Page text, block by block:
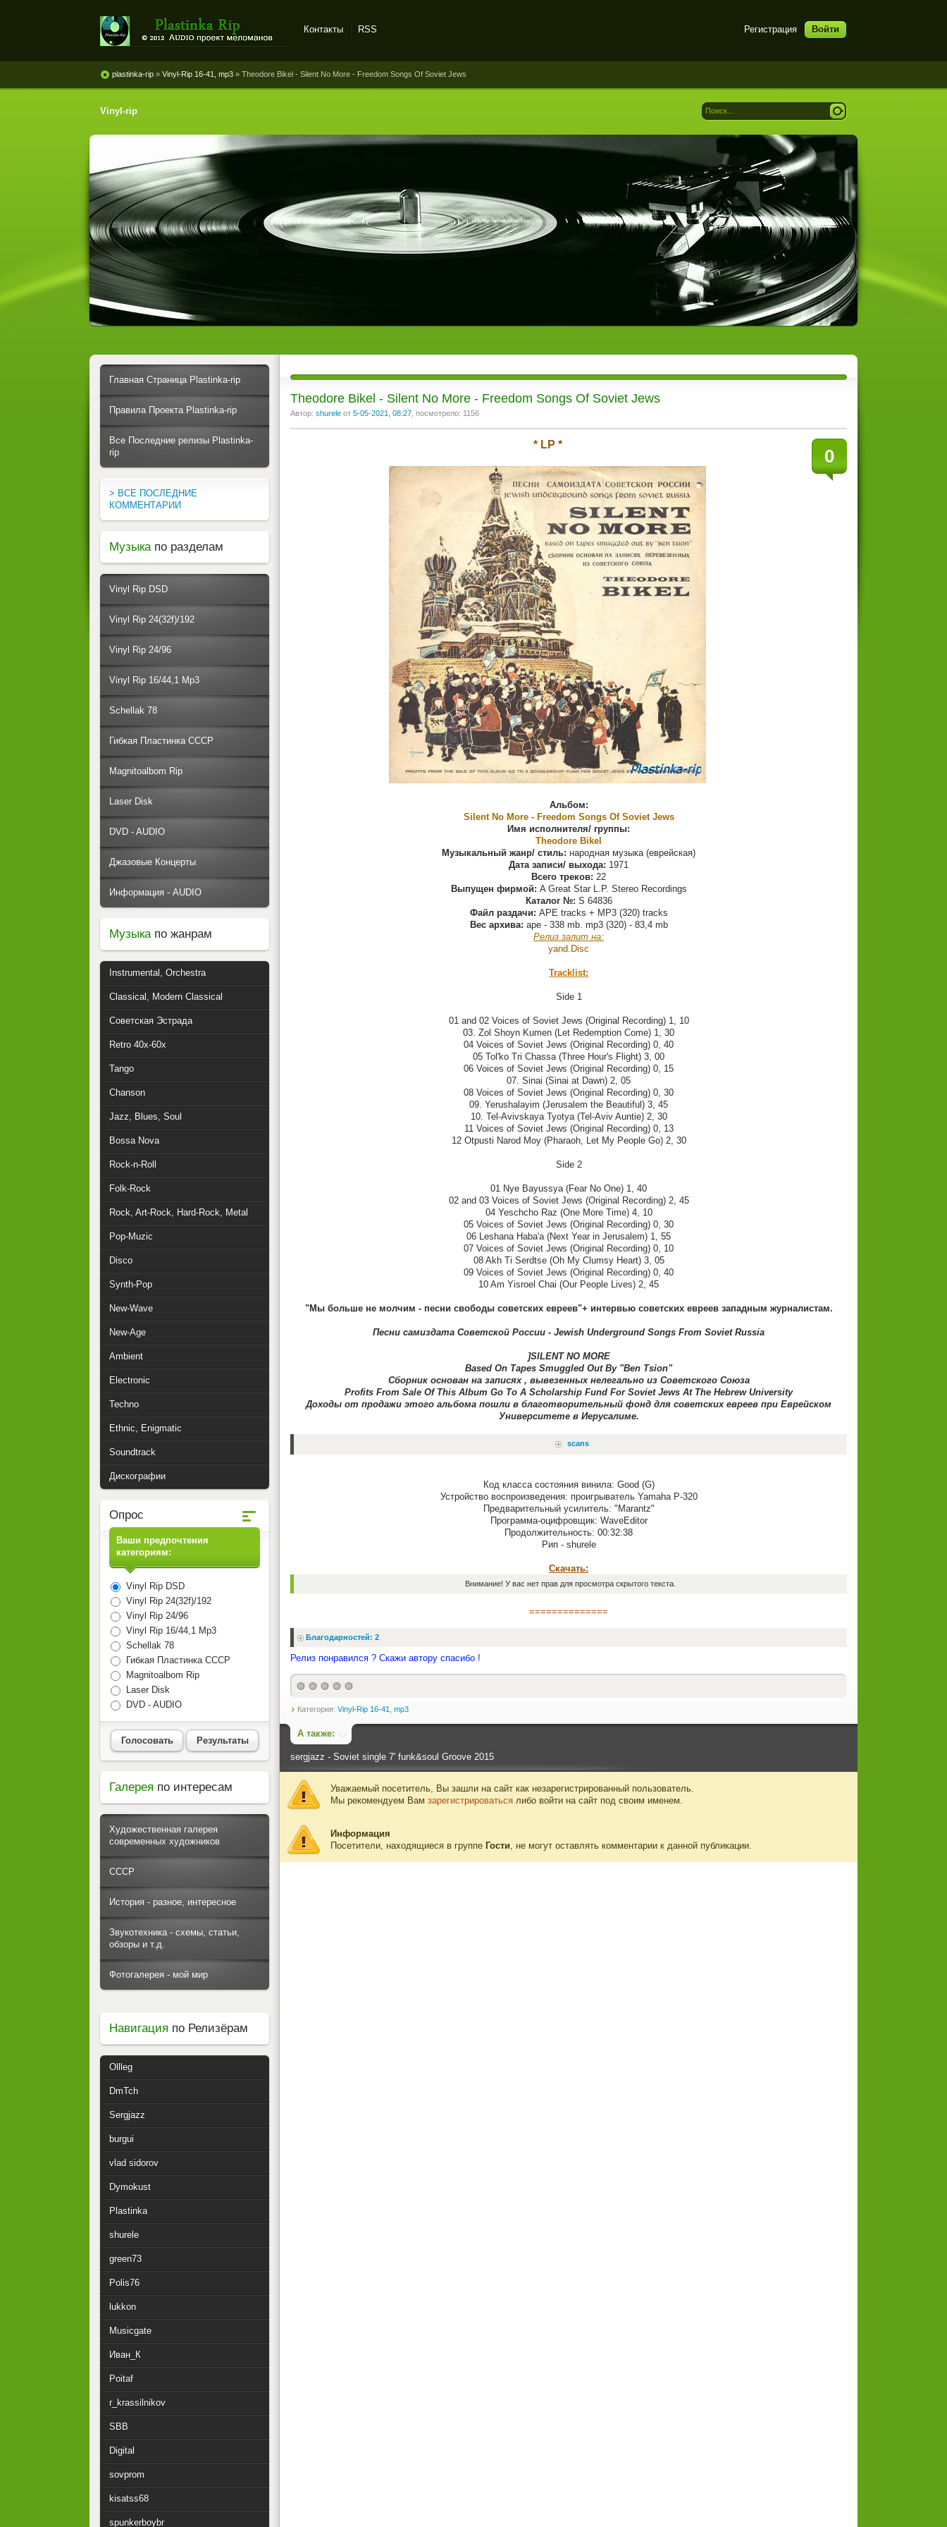
винила и магнитоальбомов
Регистрация Войти
Контакты RSS
plastinka-rip » Vinyl-Rip 16-41, mp3 » Theodore Bikel - Silent No More - Freedom Songs Of Soviet Jews
Vinyl-rip
Theodore Bikel - Silent No More - Freedom Songs Of Soviet Jews
Автор: shurele от 5-05-2021, 08:27 , посмотрело: 1156
0
* LP *
Альбом:
Silent No More - Freedom Songs Of Soviet Jews
Имя исполнителя/ группы:
Theodore Bikel
Музыкальный жанр/ стиль: народная музыка (еврейская)
Дата записи/ выхода: 1971
Всего треков: 22
Выпущен фирмой: A Great Star L.P. Stereo Recordings
Каталог №: S 64836
Файл раздачи: APE tracks + MP3 (320) tracks
Вес архива: ape - 338 mb. mp3 (320) - 83,4 mb
Релиз залит на:
yand.Disс
Tracklist:
Side 1
01 and 02 Voices of Soviet Jews (Original Recording) 1, 10
03. Zol Shoyn Kumen (Let Redemption Come) 1, 30
04 Voices of Soviet Jews (Original Recording) 0, 40
05 Tol'ko Tri Chassa (Three Hour's Flight) 3, 00
06 Voices of Soviet Jews (Original Recording) 0, 15
07. Sinai (Sinai at Dawn) 2, 05
08 Voices of Soviet Jews (Original Recording) 0, 30
09. Yerushalayim (Jerusalem the Beautiful) 3, 45
10. Tel-Avivskaya Tyotya (Tel-Aviv Auntie) 2, 30
11 Voices of Soviet Jews (Original Recording) 0, 13
12 Otpusti Narod Moy (Pharaoh, Let My People Go) 2, 30
Side 2
01 Nye Bayussya (Fear No One) 1, 40
02 and 03 Voices of Soviet Jews (Original Recording) 2, 45
04 Yeschcho Raz (One More Time) 4, 10
05 Voices of Soviet Jews (Original Recording) 0, 30
06 Leshana Haba'a (Next Year in Jerusalem) 1, 55
07 Voices of Soviet Jews (Original Recording) 0, 10
08 Akh Ti Serdtse (Oh My Clumsy Heart) 3, 05
09 Voices of Soviet Jews (Original Recording) 0, 40
10 Am Yisroel Chai (Our People Lives) 2, 45
"Мы больше не молчим - песни свободы советских евреев"+ интервью советских евреев западным журналистам.
Песни самиздата Советской России - Jewish Underground Songs From Soviet Russia
]SILENT NO MORE
Based On Tapes Smuggled Out By "Ben Tsion"
Сборник основан на записях , вывезенных нелегально из Советского Союза
Profits From Sale Of This Album Go To A Scholarship Fund For Soviet Jews At The Hebrew University
Доходы от продажи этого альбома пошли в благотворительный фонд для советских евреев при Еврейском
Университете в Иерусалиме.
scans
Код класса состояния винила: Good (G)
Устройство воспроизведения: проигрыватель Yamaha P-320
Предварительный усилитель: "Marantz"
Программа-оцифровщик: WaveEditor
Продолжительность: 00:32:38
Рип - shurele
Скачать:
Внимание! У вас нет прав для просмотра скрытого текста.
==============
Благодарностей: 2
Релиз понравился ? Скажи автору спасибо !
Категория: Vinyl-Rip 16-41, mp3
А также:
sergjazz - Soviet single 7' funk&soul Groove 2015
Уважаемый посетитель, Вы зашли на сайт как незарегистрированный пользователь.
Мы рекомендуем Вам зарегистрироваться либо войти на сайт под своим именем.
Информация
Посетители, находящиеся в группе Гости, не могут оставлять комментарии к данной публикации.
Главная Страница Plastinka-rip
Правила Проекта Plastinka-rip
Все Последние релизы Plastinka-
rip
> ВСЕ ПОСЛЕДНИЕ
КОММЕНТАРИИ
Музыка по разделам
Vinyl Rip DSD
Vinyl Rip 24(32f)/192
Vinyl Rip 24/96
Vinyl Rip 16/44,1 Mp3
Schellak 78
Гибкая Пластинка СССР
Magnitoalbom Rip
Laser Disk
DVD - AUDIO
Джазовые Концерты
Информация - AUDIO
Музыкапо жанрам
Instrumental, Orchestra
Classical, Modern Classical
Советская Эстрада
Retro 40x-60x
Tango
Chanson
Jazz, Blues, Soul
Bossa Nova
Rock-n-Roll
Folk-Rock
Rock, Art-Rock, Hard-Rock, Metal
Pop-Muzic
Disco
Synth-Pop
New-Wave
New-Age
Ambient
Electronic
Techno
Ethnic, Enigmatic
Soundtrack
Дискографии
Опрос
Ваши предпочтения
категориям:
Vinyl Rip DSD
Vinyl Rip 24(32f)/192
Vinyl Rip 24/96
Vinyl Rip 16/44,1 Mp3
Schellak 78
Гибкая Пластинка СССР
Magnitoalbom Rip
Laser Disk
DVD - AUDIO
Голосовать Результаты
Галерея по интересам
Художественная галерея
современных художников
СССР
История - разное, интересное
Звукотехника - схемы, статьи,
обзоры и т.д.
Фотогалерея - мой мир
Навигация по Релизёрам
Ollleg
DmTch
Sergjazz
burgui
vlad sidorov
Dymokust
Plastinka
shurele
green73
Polis76
lukkon
Musicgate
Иван_К
Poitaf
r_krassilnikov
SBB
Digital
sovprom
kisatss68
spunkerboybr